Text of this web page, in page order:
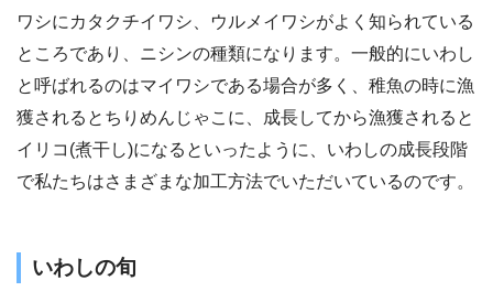
ワシにカタクチイワシ、ウルメイワシがよく知られている
ところであり、ニシンの種類になります。一般的にいわし
と呼ばれるのはマイワシである場合が多く、稚魚の時に漁
獲されるとちりめんじゃこに、成長してから漁獲されると
イリコ(煮干し)になるといったように、いわしの成長段階
で私たちはさまざまな加工方法でいただいているのです。
いわしの旬